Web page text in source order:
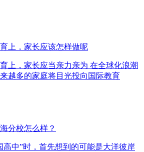
上，家长应该怎样做呢
上，家长应当亲力亲为 在全球化浪潮
越多的家庭将目光投向国际教育
分校怎么样？
高中”时，首先想到的可能是大洋彼岸